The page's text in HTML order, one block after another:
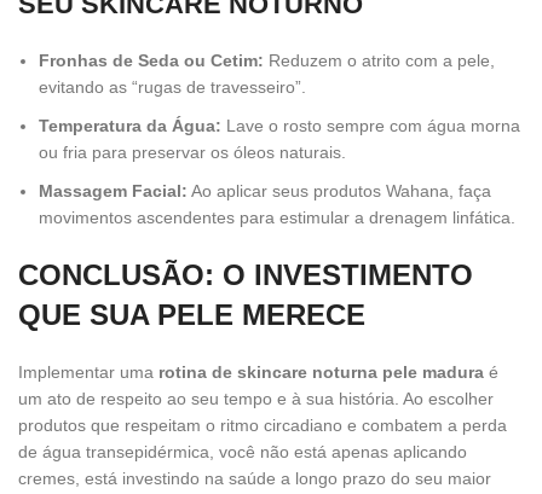
Fronhas de Seda ou Cetim: Reduzem o atrito com a pele,
evitando as “rugas de travesseiro”.
Temperatura da Água: Lave o rosto sempre com água morna
ou fria para preservar os óleos naturais.
Massagem Facial: Ao aplicar seus produtos Wahana, faça
movimentos ascendentes para estimular a drenagem linfática.
CONCLUSÃO: O INVESTIMENTO
QUE SUA PELE MERECE
Implementar uma rotina de skincare noturna pele madura é
um ato de respeito ao seu tempo e à sua história. Ao escolher
produtos que respeitam o ritmo circadiano e combatem a perda
de água transepidérmica, você não está apenas aplicando
cremes, está investindo na saúde a longo prazo do seu maior